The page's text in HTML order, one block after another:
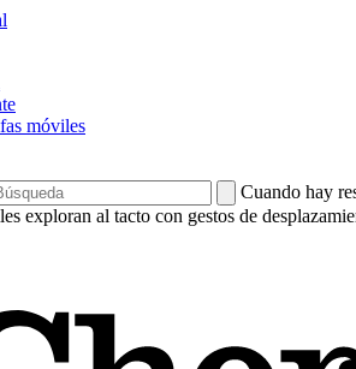
móviles
Cuando hay
exploran al tacto con gestos de